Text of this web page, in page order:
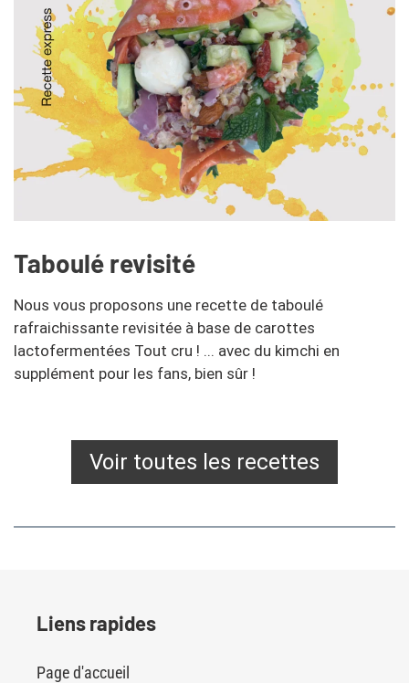
Taboulé revisité
Nous vous proposons une recette de taboulé
rafraichissante revisitée à base de carottes
lactofermentées Tout cru ! ... avec du kimchi en
supplément pour les fans, bien sûr !
Voir toutes les recettes
Liens rapides
Page d'accueil